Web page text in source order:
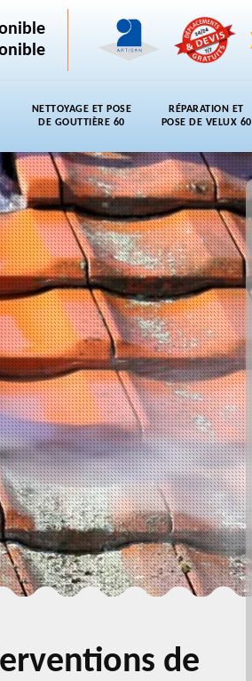
NETTOYAGE ET POSE
DE GOUTTIÈRE 60
RÉPARATION ET
POSE DE VELUX 60
de